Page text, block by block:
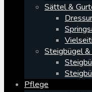
Sättel &
Steigbügel &
Pflege